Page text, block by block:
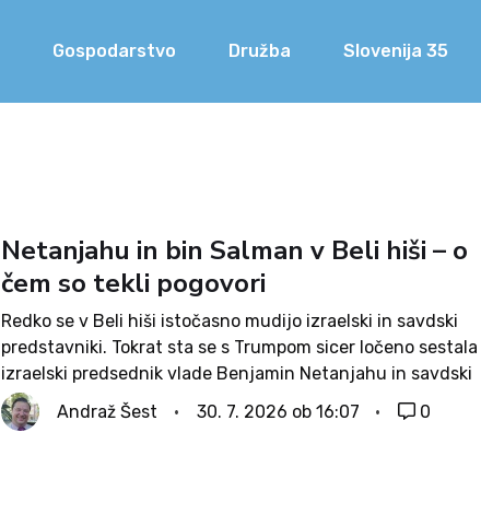
Gospodarstvo Družba Slovenija 35
Netanjahu in bin Salman v Beli hiši – o
čem so tekli pogovori
Redko se v Beli hiši istočasno mudijo izraelski in savdski
predstavniki. Tokrat sta se s Trumpom sicer ločeno sestala
izraelski predsednik vlade Benjamin Netanjahu in savdski
minister za obrambo Haled bin Salman. Malo verjetno je, da
ne bi bilo opravljenih...
Andraž Šest 30. 7. 2026 ob 16:07 0